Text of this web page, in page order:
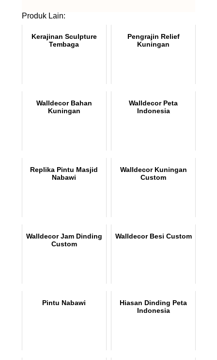
Produk Lain:
Kerajinan Sculpture
Tembaga
Pengrajin Relief
Kuningan
Walldecor Bahan
Kuningan
Walldecor Peta
Indonesia
Replika Pintu Masjid
Nabawi
Walldecor Kuningan
Custom
Walldecor Jam Dinding
Custom
Walldecor Besi Custom
Pintu Nabawi
Hiasan Dinding Peta
Indonesia